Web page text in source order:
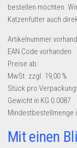
bestellen möchten.
Katzenfutter auch
Artikelnummer
EAN Code vorhanden
Preise ab:
MwSt. zzgl. 19,00 %
Stück pro
Gewicht in KG 0.0087
Mindestbestellmenge
Mit einen